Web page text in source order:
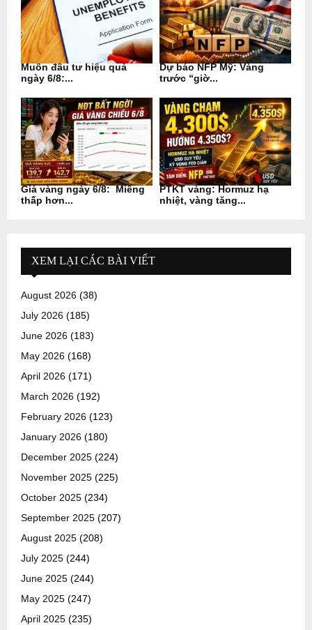
Muốn đầu tư hiệu quả
ngày 6/8:...
Dự báo NFP Mỹ: Vàng
trước “giờ...
Giá vàng ngày 6/8: Miếng
thấp hơn...
PTKT vàng: Hormuz hạ
nhiệt, vàng tăng...
XEM LẠI CÁC BÀI VIẾT
August 2026 (38)
July 2026 (185)
June 2026 (183)
May 2026 (168)
April 2026 (171)
March 2026 (192)
February 2026 (123)
January 2026 (180)
December 2025 (224)
November 2025 (225)
October 2025 (234)
September 2025 (207)
August 2025 (208)
July 2025 (244)
June 2025 (244)
May 2025 (247)
April 2025 (235)